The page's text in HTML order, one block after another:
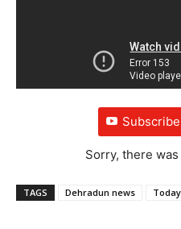
Sorry, there
TAGS Dehradun news